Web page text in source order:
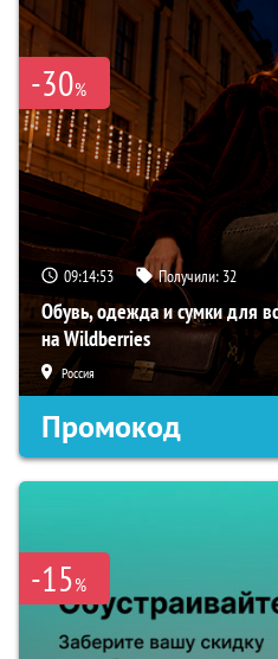
-30%
09:14:52 Получили: 32
Обувь, одежда и сумки для
на Wildberries
Россия
Промокод
-15%